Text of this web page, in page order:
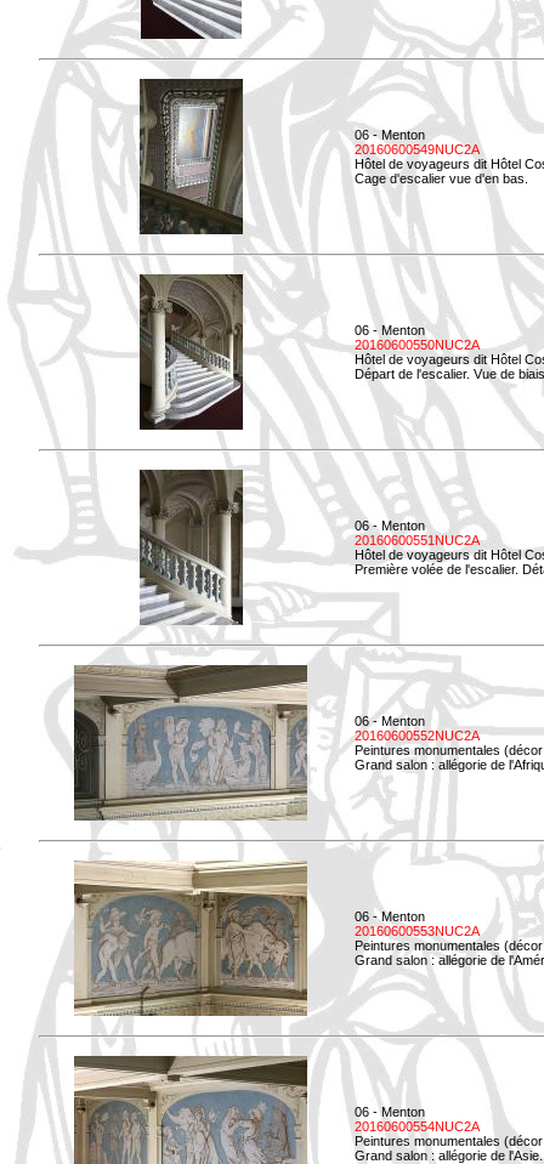
06 - Menton
20160600549NUC2A
Hôtel de voyageurs dit Hôtel
Cage d'escalier vue d'en bas.
06 - Menton
20160600550NUC2A
Hôtel de voyageurs dit Hôtel
Départ de l'escalier. Vue de
06 - Menton
20160600551NUC2A
Hôtel de voyageurs dit Hôtel
Première volée de l'escalier.
06 - Menton
20160600552NUC2A
Peintures monumentales
Grand salon : allégorie de
06 - Menton
20160600553NUC2A
Peintures monumentales
Grand salon : allégorie de
06 - Menton
20160600554NUC2A
Peintures monumentales
Grand salon : allégorie de l'Asie.